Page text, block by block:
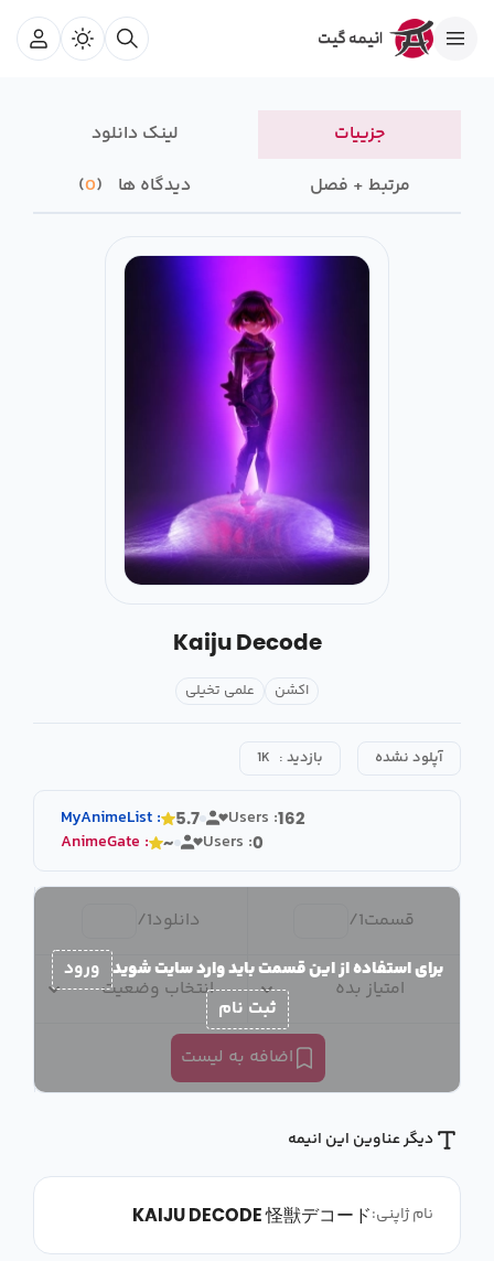
جزییات
لینک دانلود
مرتبط + فصل
دیدگاه ها 0
Kaiju Decode
اکشن علمی تخیلی
آپلود نشده بازدید : 1K
MyAnimeList : 5.7 Users :162
AnimeGate : ~ Users :0
قسمت1
/ دانلود1
/
امتیاز بده انتخاب وضعیت
اضافه به لیست
برای استفاده از این قسمت باید وارد سایت شوید ورود
ثبت نام
دیگر عناوین این انیمه
نام ژاپنی:KAIJU DECODE 怪獣デコード